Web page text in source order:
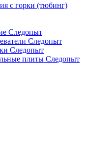
с горки (тюбинг)
Следопыт
Следопыт
Следопыт
плиты Следопыт